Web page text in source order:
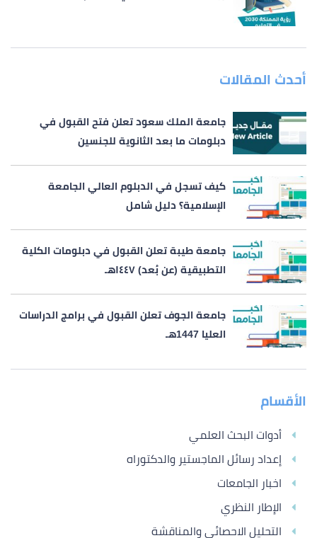
أحدث المقالات
جامعة الملك سعود تعلن فتح القبول في
دبلومات ما بعد الثانوية للجنسين
كيف تسجل في الدبلوم العالي الجامعة
الإسلامية؟ دليل شامل
جامعة طيبة تعلن القبول في دبلومات الكلية
التطبيقية (عن بُعد) ١٤٤٧هـ
جامعة الجوف تعلن القبول في برامج الدراسات
العليا 1447هـ
الأقسام
أدوات البحث العلمي
إعداد رسائل الماجستير والدكتوراه
اخبار الجامعات
الإطار النظري
التحليل الاحصائي والمناقشة